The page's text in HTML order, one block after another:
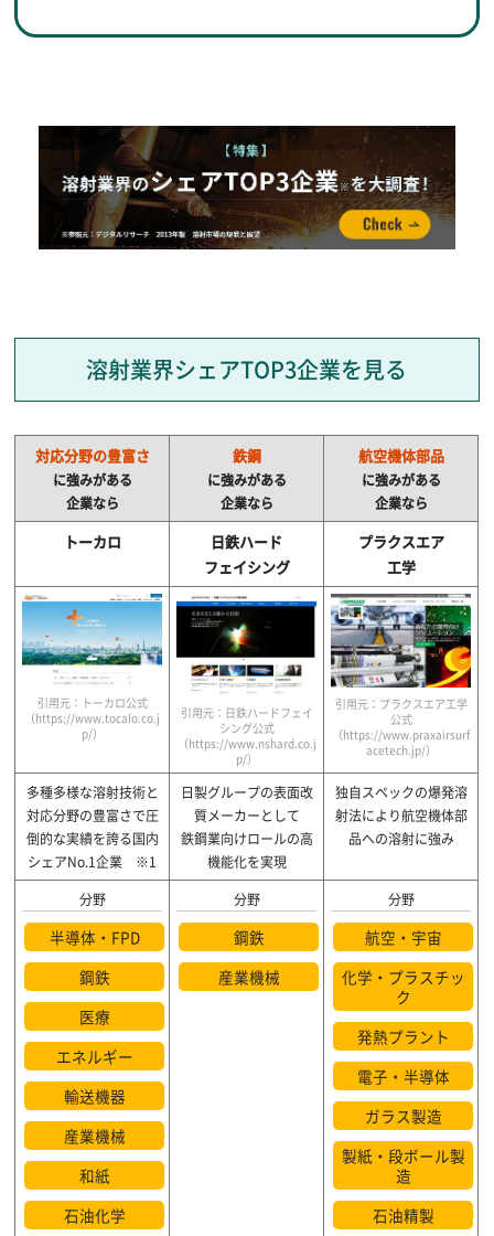
溶射業界シェアTOP3企業を見る
対応分野の豊富さ
に強みがある
企業なら
鉄鋼
に強みがある
企業なら
航空機体部品
に強みがある
企業なら
トーカロ
日鉄ハード
フェイシング
プラクスエア
工学
引用元：トーカロ公式
（https://www.tocalo.co.j
p/）
引用元：日鉄ハードフェイ
シング公式
（https://www.nshard.co.j
p/）
引用元：プラクスエア工学
公式
（https://www.praxairsurf
acetech.jp/）
多種多様な溶射技術と
対応分野の豊富さで圧
倒的な実績を誇る国内
シェアNo.1企業 ※1
日製グループの表面改
質メーカーとして
鉄鋼業向けロールの高
機能化を実現
独自スペックの爆発溶
射法により航空機体部
品への溶射に強み
分野
半導体・FPD
鋼鉄
医療
エネルギー
輸送機器
産業機械
和紙
石油化学
分野
鋼鉄
産業機械
分野
航空・宇宙
化学・プラスチッ
ク
発熱プラント
電子・半導体
ガラス製造
製紙・段ボール製
造
石油精製